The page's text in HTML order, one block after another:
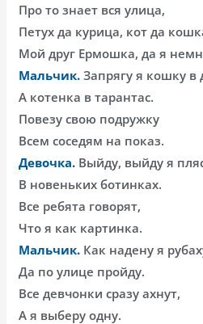
Про то знает вся улица,
Петух да курица, кот да
Мой друг Ермошка, да я
Мальчик. Запрягу я кошку в
А котенка в тарантас.
Повезу свою подружку
Всем соседям на показ.
Девочка. Выйду, выйду я
В новеньких ботинках.
Все ребята говорят,
Что я как картинка.
Мальчик. Как надену я
Да по улице пройду.
Все девчонки сразу ахнут,
А я выберу одну.